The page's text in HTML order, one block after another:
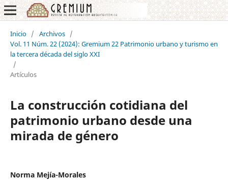
Inicio / Archivos /
Vol. 11 Núm. 22 (2024): Gremium 22 Patrimonio urbano y turismo en
la tercera década del siglo XXI
/
Artículos
La construcción cotidiana del
patrimonio urbano desde una
mirada de género
Norma Mejía-Morales